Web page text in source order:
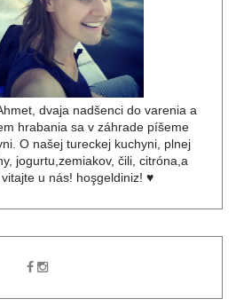
dvaja nadšenci do varenia a
hrabania sa v záhrade píšeme
O našej tureckej kuchyni, plnej
jogurtu,zemiakov, čili, citróna,a
u nás! hoşgeldiniz! ♥